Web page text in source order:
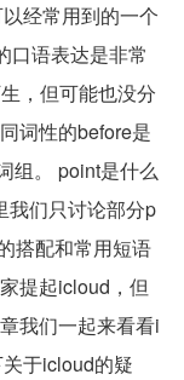
经常用到的一个
口语表达是非常
，但可能也没分
词性的before是
组。 point是什么
我们只讨论部分p
搭配和常用短语
提起icloud，但
我们一起来看看i
于icloud的疑